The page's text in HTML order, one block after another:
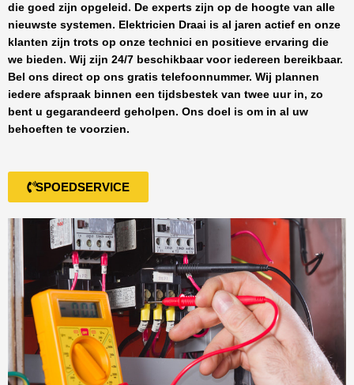
die goed zijn opgeleid. De experts zijn op de hoogte van alle
nieuwste systemen. Elektricien Draai is al jaren actief en onze
klanten zijn trots op onze technici en positieve ervaring die
we bieden. Wij zijn 24/7 beschikbaar voor iedereen bereikbaar.
Bel ons direct op ons gratis telefoonnummer. Wij plannen
iedere afspraak binnen een tijdsbestek van twee uur in, zo
bent u gegarandeerd geholpen. Ons doel is om in al uw
behoeften te voorzien.
SPOEDSERVICE